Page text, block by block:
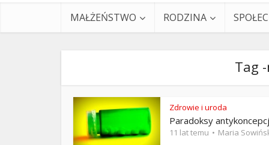
MAŁŻEŃSTWO RODZINA
Tag
Zdrowie i uroda
Paradoksy
11 lat temu Maria